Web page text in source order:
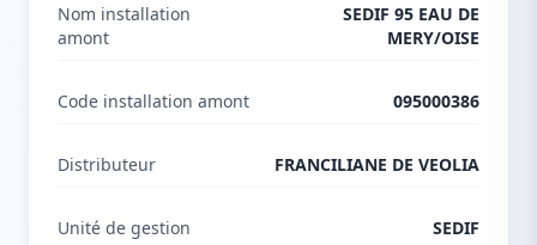
Nom installation
amont
SEDIF 95 EAU DE
MERY/OISE
Code installation amont 095000386
Distributeur FRANCILIANE DE VEOLIA
Unité de gestion SEDIF